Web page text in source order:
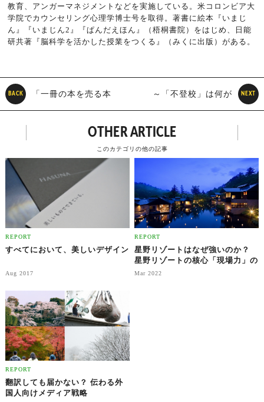
教育、アンガーマネジメントなどを実施している。米コロンビア大
学院でカウンセリング心理学博士号を取得。著書に絵本『いまじ
ん』『いまじん2』『ぱんだえほん』（梧桐書院）をはじめ、日能
研共著『脳科学を活かした授業をつくる』（みくに出版）がある。
BACK 「一冊の本を売る本 NEXT
～「不登校」は何が
防薬「おはなしワクチン」
OTHER ARTICLE
このカテゴリの他の記事
REPORT
すべてにおいて、美しいデザイン
Aug 2017
REPORT
星野リゾートはなぜ強いのか？
星野リゾートの核心「現場力」の
創り方
Mar 2022
REPORT
翻訳しても届かない？ 伝わる外
国人向けメディア戦略